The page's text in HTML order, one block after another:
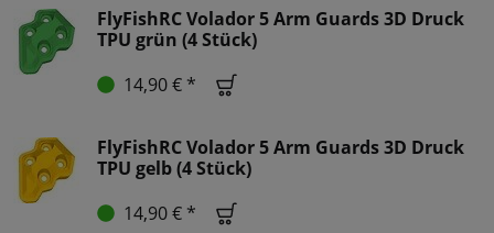
FlyFishRC Volador 5 Arm Guards 3D Druck
TPU grün (4 Stück)
14,90 € *
FlyFishRC Volador 5 Arm Guards 3D Druck
TPU gelb (4 Stück)
14,90 € *